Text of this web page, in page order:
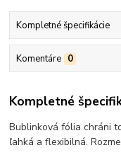
Kompletné špecifikácie
Komentáre 0
Kompletné
Bublinková fólia chráni
ľahká a flexibilná.